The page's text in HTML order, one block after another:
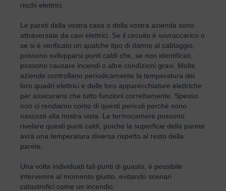
rischi elettrici.
Le pareti della vostra casa o della vostra azienda sono
attraversate da cavi elettrici. Se il circuito è sovraccarico o
se si è verificato un qualche tipo di danno al cablaggio,
possono svilupparsi punti caldi che, se non identificati,
possono causare incendi o altre condizioni gravi. Molte
aziende controllano periodicamente la temperatura dei
loro quadri elettrici e delle loro apparecchiature elettriche
per assicurarsi che tutto funzioni correttamente. Spesso
non ci rendiamo conto di questi pericoli perché sono
nascosti alla nostra vista. Le termocamere possono
rivelare questi punti caldi, poiché la superficie della parete
avrà una temperatura diversa rispetto al resto della
parete.
Una volta individuati tali punti di guasto, è possibile
intervenire al momento giusto, evitando scenari
catastrofici come un incendio.